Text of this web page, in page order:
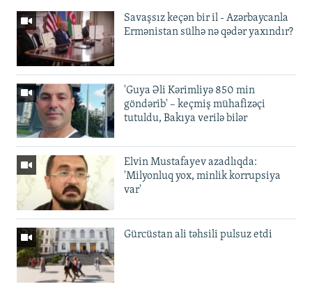
Savaşsız keçən bir il - Azərbaycanla
Ermənistan sülhə nə qədər yaxındır?
'Guya Əli Kərimliyə 850 min
göndərib' – keçmiş mühafizəçi
tutuldu, Bakıya verilə bilər
Elvin Mustafayev azadlıqda:
'Milyonluq yox, minlik korrupsiya
var'
Gürcüstan ali təhsili pulsuz etdi